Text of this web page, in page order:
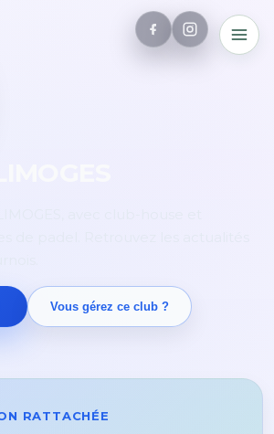
Vous gérez ce club ?
RATTACHÉE